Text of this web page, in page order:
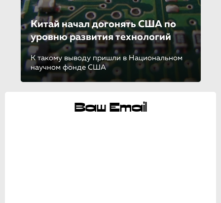
Китай начал догонять США по
уровню развития технологий
К такому выводу пришли в Национальном
научном фонде США
Ваш Email